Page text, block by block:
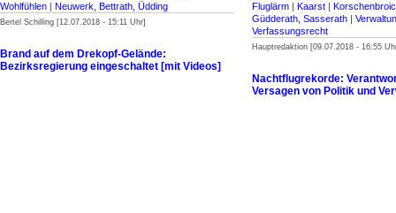
Wohlfühlen | Neuwerk, Bettrath, Üdding
Bertel Schilling [12.07.2018 - 15:11 Uhr]
Brand auf dem Drekopf-Gelände:
Bezirksregierung eingeschaltet [mit Videos]
Fluglärm | Kaarst |
Güdderath, Sasserath |
Verfassungsrecht
Hauptredaktion [09.07.2018 - 16:55
Nachtflugrekorde:
Versagen von Politik und